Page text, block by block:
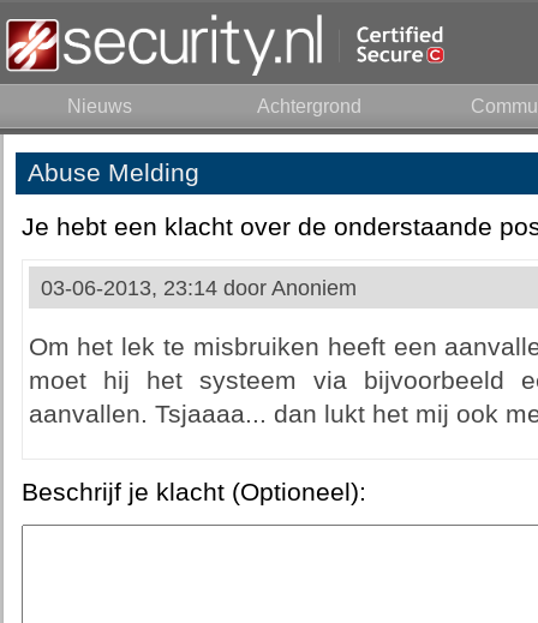
Nieuws Achtergrond
Abuse Melding
Je hebt een klacht over de onderstaande
03-06-2013, 23:14 door Anoniem
Om het lek te misbruiken heeft een
moet hij het systeem via bijvoorbeeld
aanvallen. Tsjaaaa... dan lukt het mij ook
Beschrijf je klacht (Optioneel):